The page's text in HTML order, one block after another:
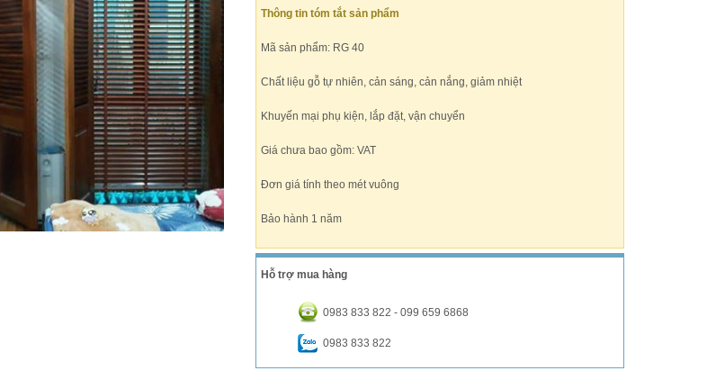
Thông tin tóm tắt sản phẩm
Mã sản phẩm: RG 40
Chất liệu gỗ tự nhiên, cản sáng, cản nắng, giảm nhiệt
Khuyến mại phụ kiện, lắp đặt, vận chuyển
Giá chưa bao gồm: VAT
Đơn giá tính theo mét vuông
Bảo hành 1 năm
Hỗ trợ mua hàng
0983 833 822 - 099 659 6868
0983 833 822